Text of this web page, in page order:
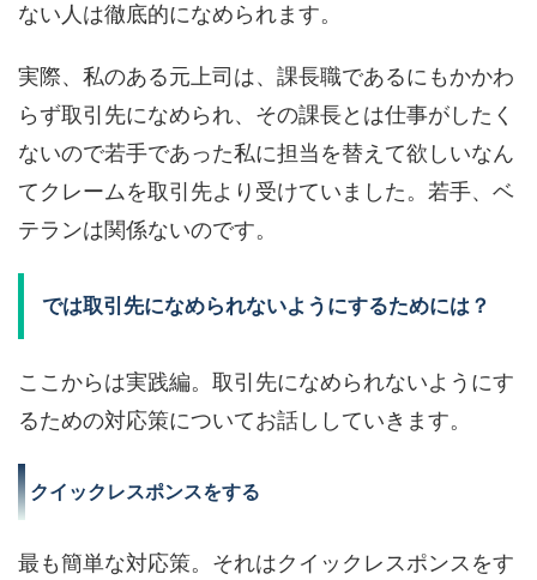
ない人は徹底的になめられます。
実際、私のある元上司は、課長職であるにもかかわ
らず取引先になめられ、その課長とは仕事がしたく
ないので若手であった私に担当を替えて欲しいなん
てクレームを取引先より受けていました。若手、ベ
テランは関係ないのです。
では取引先になめられないようにするためには？
ここからは実践編。取引先になめられないようにす
るための対応策についてお話ししていきます。
クイックレスポンスをする
最も簡単な対応策。それはクイックレスポンスをす